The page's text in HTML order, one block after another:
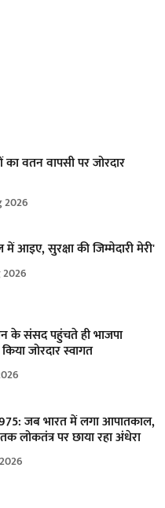
का वतन वापसी पर जोरदार
2026
आइए, सुरक्षा की जिम्मेदारी मेरी'
के संसद पहुंचते ही भाजपा
जोरदार स्वागत
जब भारत में लगा आपातकाल,
लोकतंत्र पर छाया रहा अंधेरा